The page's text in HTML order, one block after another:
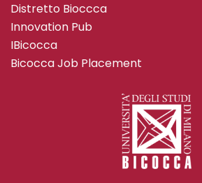
Distretto Bioccca
Innovation Pub
IBicocca
Bicocca Job Placement